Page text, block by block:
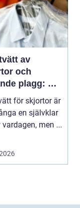
av
och
plagg: Så
i
för skjortor är
en självklar
vardagen, men ...